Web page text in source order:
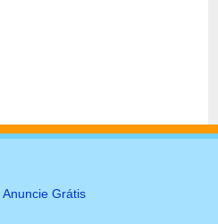
Anuncie Grátis